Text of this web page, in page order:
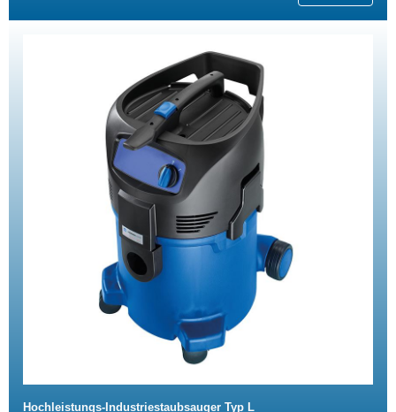
Hochleistungs-Industriestaubsauger Typ L